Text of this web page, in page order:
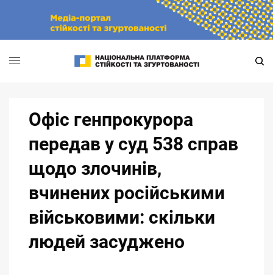
Офіс генпрокурора
передав у суд 538 справ
щодо злочинів,
вчинених російськими
військовими: скільки
людей засуджено